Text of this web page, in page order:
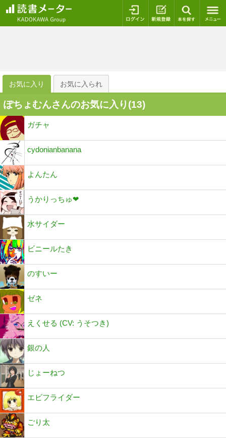
ログイン 新規登録
お気に入り お気に入られ
ぽちょむんさんのお気に入り(13)
ガチャ
cydonianbanana
よんたん
うかりっちゅ❤
水サイダー
ビニールたき
のすいー
ゼネ
えくせる (CV: うそつき)
銀の人
じょーねつ
エビフライダー
ごり太